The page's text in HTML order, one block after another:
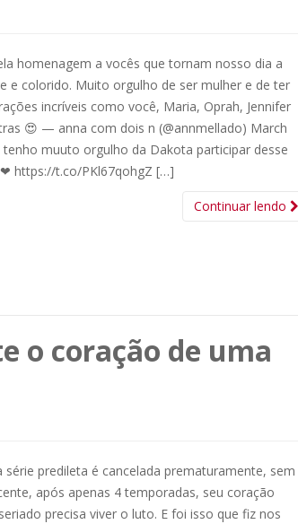
homenagem a vocês que tornam nosso dia a
e colorido. Muito orgulho de ser mulher e de ter
incríveis como você, Maria, Oprah, Jennifer
😍 — anna com dois n (@annmellado) March
tenho muuto orgulho da Dakota participar desse
https://t.co/PKl67qohgZ […]
Continuar lendo
o coração de uma
série predileta é cancelada prematuramente, sem
após apenas 4 temporadas, seu coração
precisa viver o luto. E foi isso que fiz nos